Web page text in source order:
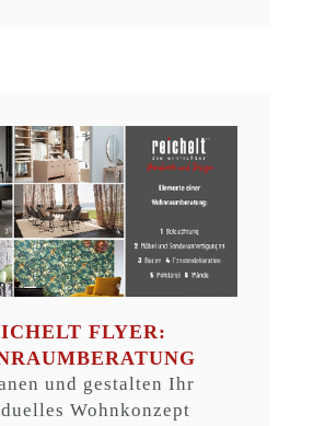
FLYER:
und gestalten Ihr
Wohnkonzept